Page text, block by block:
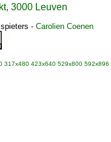
3000 Leuven
- Carolien Coenen
317x480 423x640 529x800 592x896